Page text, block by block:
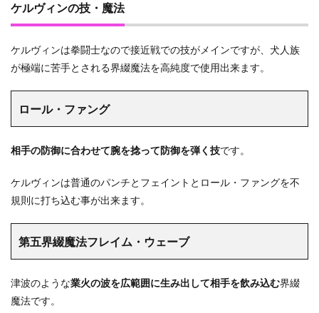
ケルヴィンの技・魔法
ケルヴィンは拳闘士なので接近戦での技がメインですが、犬人族
が極端に苦手とされる界綴魔法を高純度で使用出来ます。
ロール・ファング
相手の防御に合わせて腕を捻って防御を弾く技です。
ケルヴィンは普通のパンチとフェイントとロール・ファングを不
規則に打ち込む事が出来ます。
第五界綴魔法フレイム・ウェーブ
津波のような業火の波を広範囲に生み出して相手を飲み込む界綴
魔法です。